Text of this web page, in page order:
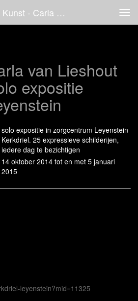
Carla Van Lieshout Kunst - Carla Van Lieshout Solo Expositie Leyenstein
van Lieshout
expositie
solo expositie in zorgcentrum Leyenstein
Kerkdriel. 25 expressieve schilderijen,
iedere dag te bezichtigen
14 oktober 2014 tot en met 5 januari
2015
leyenstein?mid=11325